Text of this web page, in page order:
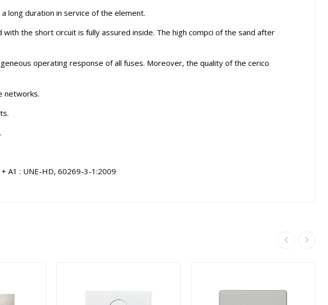
long duration in service of the element.
the short circuit is fully assured inside. The high compci of the sand after
operating response of all fuses. Moreover, the quality of the cerico
networks.
A1 : UNE-HD, 60269-3-1:2009